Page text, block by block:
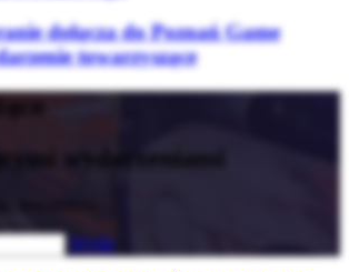
dołącza do Poznań Game
towarzyszące
wydarzeniami
Wyślij